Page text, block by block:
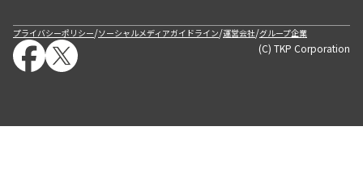
プライバシーポリシー/ソーシャルメディアガイドライン/運営会社/グループ企業
(C) TKP Corporation